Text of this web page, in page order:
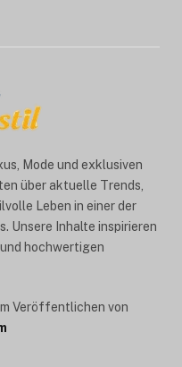
Mode und exklusiven
über aktuelle Trends,
Leben in einer der
Unsere Inhalte inspirieren
hochwertigen
Veröffentlichen von